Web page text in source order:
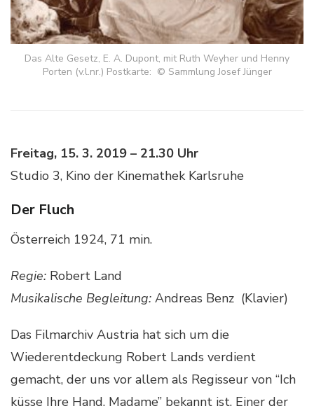
Das Alte Gesetz, E. A. Dupont, mit Ruth Weyher und Henny
Porten (v.l.nr.) Postkarte: © Sammlung Josef Jünger
Freitag, 15. 3. 2019 – 21.30 Uhr
Studio 3, Kino der Kinemathek Karlsruhe
Der Fluch
Österreich 1924, 71 min.
Regie: Robert Land
Musikalische Begleitung: Andreas Benz (Klavier)
Das Filmarchiv Austria hat sich um die
Wiederentdeckung Robert Lands verdient
gemacht, der uns vor allem als Regisseur von “Ich
küsse Ihre Hand, Madame” bekannt ist. Einer der